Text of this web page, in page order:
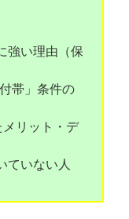
強い理由（保
帯」条件の
リット・デ
ていない人